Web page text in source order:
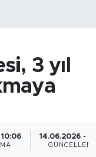
3 yıl
14.06.2026 -